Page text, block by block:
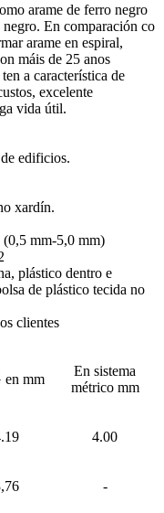
arame de ferro negro
En comparación co
arame en espiral,
máis de 25 anos
a característica de
excelente
vida útil.
edificios.
xardín.
mm-5,0 mm)
plástico dentro e
de plástico tecida no
clientes
en mm
En sistema
métrico mm
4.00
-